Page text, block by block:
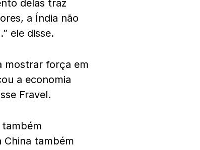
delas traz
a Índia não
ele disse.
mostrar força em
a economia
Fravel.
também
China também